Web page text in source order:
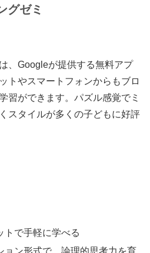
グゼミ
、Googleが提供する無料アプ
トやスマートフォンからもブロ
習ができます。パズル感覚でミ
スタイルが多くの子どもに好評
トで手軽に学べる
ョン形式で、論理的思考力を育